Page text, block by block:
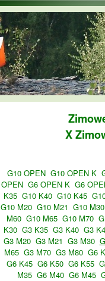
X
G10 OPEN G10 OPEN K
OPEN G6 OPEN K G6
K35 G10 K40 G10 K45
G10 M20 G10 M21 G10 M30
M60 G10 M65 G10 M70
K30 G3 K35 G3 K40 G3
G3 M20 G3 M21 G3 M30
M65 G3 M70 G3 M80 G6
G6 K45 G6 K50 G6 K55
M35 G6 M40 G6 M45